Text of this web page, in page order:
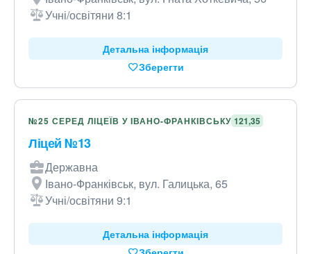
Учні/освітяни 8:1
Детальна інформація
Зберегти
№25 СЕРЕД ЛІЦЕЇВ У ІВАНО-ФРАНКІВСЬКУ 121,35
Ліцей №13
Державна
Івано-Франківськ, вул. Галицька, 65
Учні/освітяни 9:1
Детальна інформація